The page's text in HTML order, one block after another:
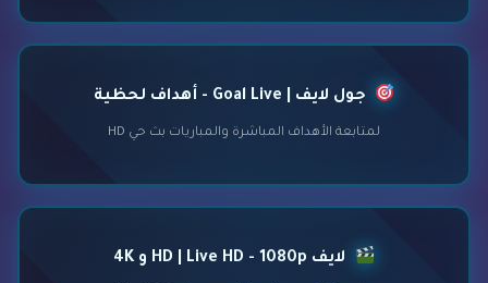
جول لايف | Goal Live - أهداف لحظية
لمتابعة الأهداف المباشرة والمباريات بث حي HD
لايف HD | Live HD - 1080p و 4K